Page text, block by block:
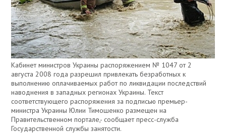
Кабинет министров Украины распоряжением № 1047 от 2
августа 2008 года разрешил привлекать безработных к
выполнению оплачиваемых работ по ликвидации последствий
наводнения в западных регионах Украины. Текст
соответствующего распоряжения за подписью премьер-
министра Украины Юлии Тимошенко размещен на
Правительственном портале,- сообщает пресс-служба
Государственной службы занятости.